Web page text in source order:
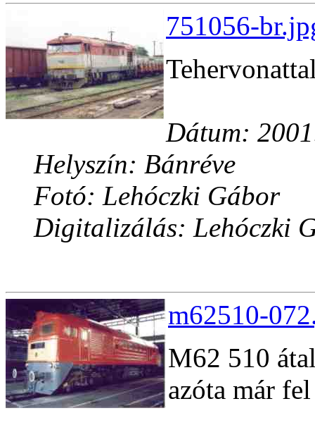
751056-
Dátum:
Helyszín: Bánréve
Fotó: Lehóczki Gábor
Digitalizálás: Lehóczki
m62510-
M62 510
azóta már